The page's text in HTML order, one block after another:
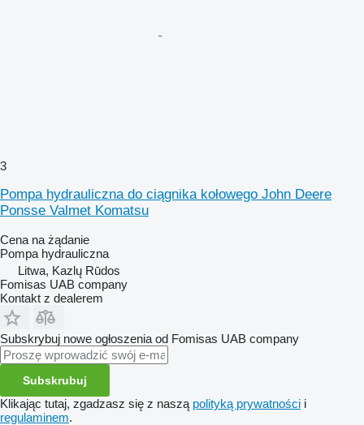
3
Pompa hydrauliczna do ciągnika kołowego John Deere
Ponsse Valmet Komatsu
Cena na żądanie
Pompa hydrauliczna
Litwa, Kazlų Rūdos
Fomisas UAB company
Kontakt z dealerem
Subskrybuj nowe ogłoszenia od Fomisas UAB company
Subskrubuj
Klikając tutaj, zgadzasz się z naszą polityką prywatności i
regulaminem.